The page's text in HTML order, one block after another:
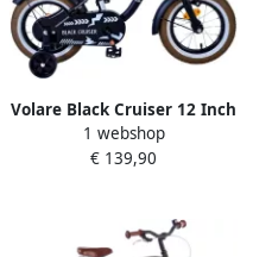
Volare Black Cruiser 12 Inch
21 5 cm Jongens
Terugtraprem Zwart
1 webshop
€ 139,90